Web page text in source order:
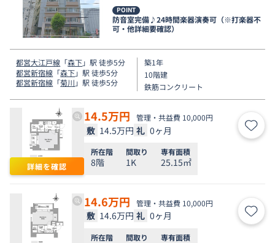
POINT
防音室完備♪24時間楽器演奏可（※打楽器不
可・他詳細要確認）
都営大江戸線 「森下」駅 徒歩5分
都営新宿線 「森下」駅 徒歩5分
都営新宿線 「菊川 」駅 徒歩5分
築1年
10階建
鉄筋コンクリート
詳細を確認
14.5万円 管理・共益費 10,000円
敷 14.5万円 礼 0ヶ月 お気
所在階
8階
間取り
1K
専有面積
25.15㎡
14.6万円 管理・共益費 10,000円
敷 14.6万円 礼 0ヶ月 お気
所在階 間取り 専有面積